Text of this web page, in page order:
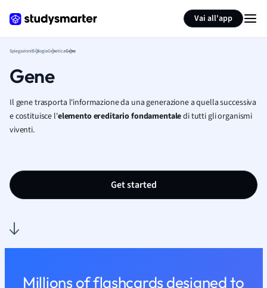
Vai all'app
SpiegazioniBiologiaGeneticaGene
Gene
Il genetrasporta l'informazione da una generazione a quella successiva
ecostituisce l'elemento ereditario fondamentaledi tutti gli organismi
viventi.
Get started
Millions of flashcards designed to
Summarize page